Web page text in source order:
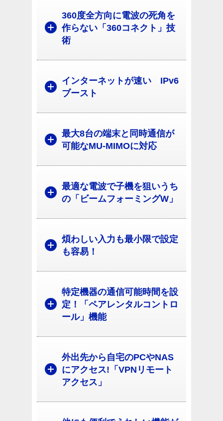
360度全方向に電波の死角を
作らない「360コネクト」技
術
インターネットが速い IPv6
ブースト
最大8台の端末と同時通信が
可能なMU-MIMOに対応
最適な電波で子機を狙いうち
の「ビームフォーミングW」
煩わしい入力も最小限で設定
も容易！
特定機器の通信可能時間を設
定！「ペアレンタルコントロ
ール」機能
外出先から自宅のPCやNAS
にアクセス!「VPNリモート
アクセス」